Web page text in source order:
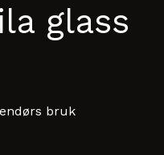
glass
bruk